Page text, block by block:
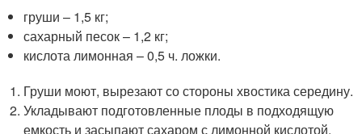
груши – 1,5 кг;
сахарный песок – 1,2 кг;
кислота лимонная – 0,5 ч. ложки.
Груши моют, вырезают со стороны хвостика середину.
Укладывают подготовленные плоды в подходящую
емкость и засыпают сахаром с лимонной кислотой.